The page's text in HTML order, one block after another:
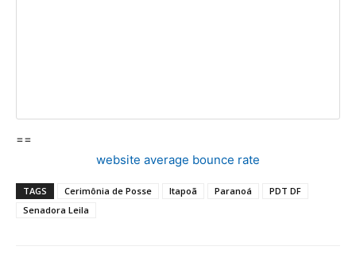
==
website average bounce rate
TAGS Cerimônia de Posse Itapoã Paranoá
PDT DF
Senadora Leila